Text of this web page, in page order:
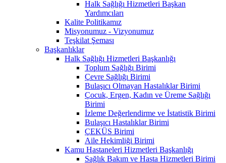
Halk Sağlığı Hizmetleri Başkan
Yardımcıları
Kalite Politikamız
Misyonumuz - Vizyonumuz
Teşkilat Şeması
Başkanlıklar
Halk Sağlığı Hizmetleri Başkanlığı
Toplum Sağlığı Birimi
Çevre Sağlığı Birimi
Bulaşıcı Olmayan Hastalıklar Birimi
Çocuk, Ergen, Kadın ve Üreme Sağlığı
Birimi
İzleme Değerlendirme ve İstatistik Birimi
Bulaşıcı Hastalıklar Birimi
ÇEKÜS Birimi
Aile Hekimliği Birimi
Kamu Hastaneleri Hizmetleri Başkanlığı
Sağlık Bakım ve Hasta Hizmetleri Birimi